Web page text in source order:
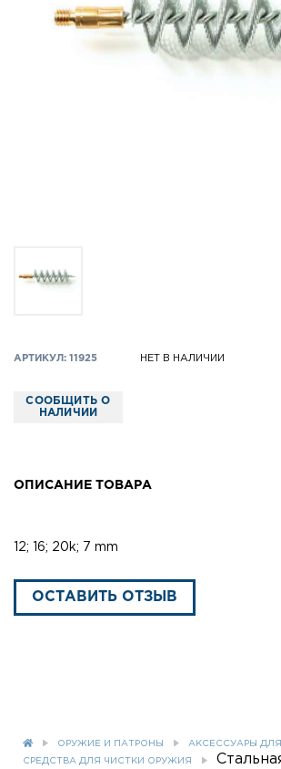
АРТИКУЛ: 11925 НЕТ В НАЛИЧИИ
СООБЩИТЬ О
НАЛИЧИИ
ОПИСАНИЕ ТОВАРА
12; 16; 20k; 7 mm
ОСТАВИТЬ ОТЗЫВ
ОРУЖИЕ И ПАТРОНЫ АКСЕССУАРЫ
СРЕДСТВА ДЛЯ ЧИСТКИ ОРУЖИЯ